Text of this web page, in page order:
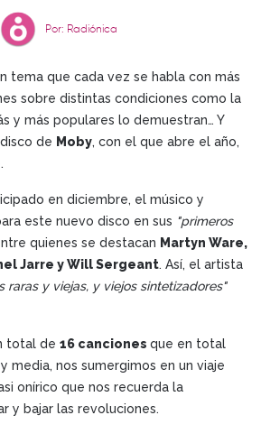
Por: Radiónica
tema que cada vez se habla con más
sobre distintas condiciones como la
y más populares lo demuestran… Y
de Moby, con el que abre el año,
en diciembre, el músico y
este nuevo disco en sus "primeros
quienes se destacan Martyn Ware,
Jarre y Will Sergeant. Así, el artista
raras y viejas, y viejos sintetizadores"
total de 16 canciones que en total
media, nos sumergimos en un viaje
onírico que nos recuerda la
y bajar las revoluciones.